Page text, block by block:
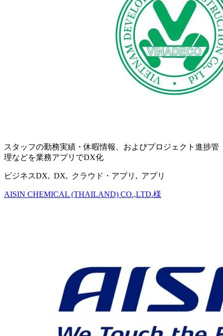
スタッフの勤務実績・休暇情報、およびプロジェクト進捗管
理などを業務アプリでDX化
ビジネスDX, DX, クラウド・アプリ, アプリ
AISIN CHEMICAL (THAILAND) CO.,LTD.様